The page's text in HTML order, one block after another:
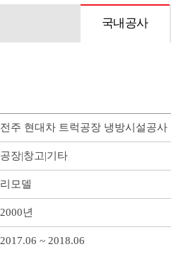
국내공사
전주 현대차 트럭공장 냉방시설공사
공장|창고|기타
리모델
2000년
2017.06 ~ 2018.06